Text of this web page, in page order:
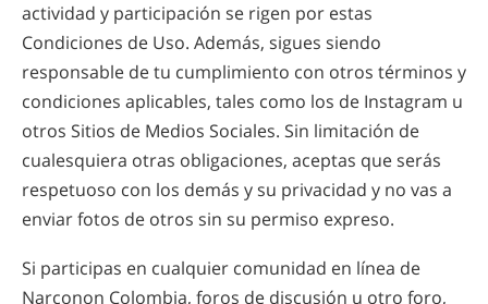
actividad y participación se rigen por estas
Condiciones de Uso. Además, sigues siendo
responsable de tu cumplimiento con otros términos y
condiciones aplicables, tales como los de Instagram u
otros Sitios de Medios Sociales. Sin limitación de
cualesquiera otras obligaciones, aceptas que serás
respetuoso con los demás y su privacidad y no vas a
enviar fotos de otros sin su permiso expreso.
Si participas en cualquier comunidad en línea de
Narconon Colombia, foros de discusión u otro foro,